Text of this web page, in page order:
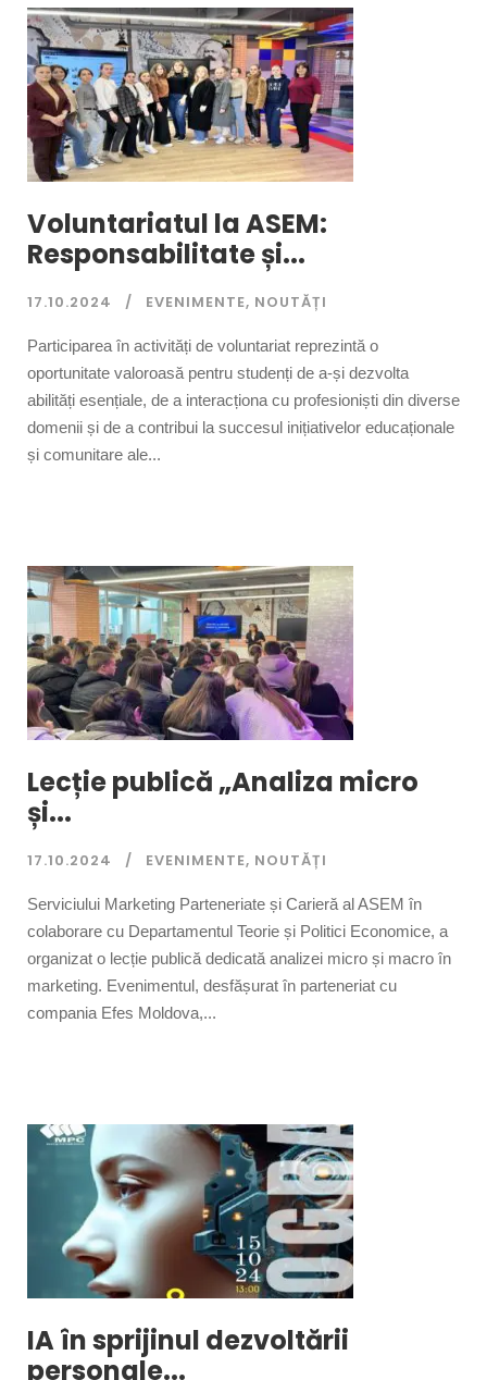
Voluntariatul la ASEM:
Responsabilitate și...
17.10.2024 EVENIMENTE, NOUTĂȚI
Participarea în activități de voluntariat reprezintă o
oportunitate valoroasă pentru studenți de a-și dezvolta
abilități esențiale, de a interacționa cu profesioniști din diverse
domenii și de a contribui la succesul inițiativelor educaționale
și comunitare ale...
Lecție publică „Analiza micro
și...
17.10.2024 EVENIMENTE, NOUTĂȚI
Serviciului Marketing Parteneriate și Carieră al ASEM în
colaborare cu Departamentul Teorie și Politici Economice, a
organizat o lecție publică dedicată analizei micro și macro în
marketing. Evenimentul, desfășurat în parteneriat cu
compania Efes Moldova,...
IA în sprijinul dezvoltării
personale...